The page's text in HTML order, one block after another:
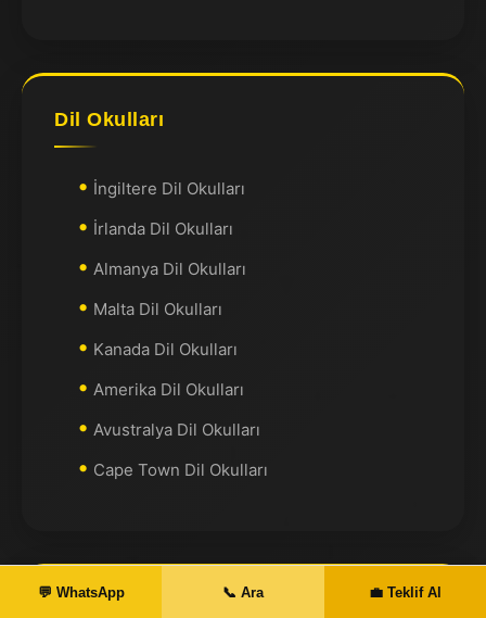
Dil Okulları
İngiltere Dil Okulları
İrlanda Dil Okulları
Almanya Dil Okulları
Malta Dil Okulları
Kanada Dil Okulları
Amerika Dil Okulları
Avustralya Dil Okulları
Cape Town Dil Okulları
💬 WhatsApp 📞 Ara 💼 Teklif Al